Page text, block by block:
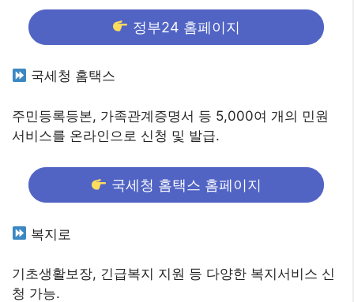
정부24 홈페이지
국세청 홈택스
주민등록등본, 가족관계증명서 등 5,000여 개의 민원
서비스를 온라인으로 신청 및 발급.
국세청 홈택스 홈페이지
복지로
기초생활보장, 긴급복지 지원 등 다양한 복지서비스 신
청 가능.